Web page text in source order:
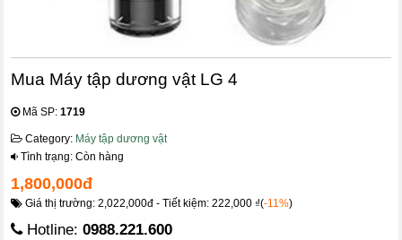
Mua Máy tập dương vật LG 4
Mã SP:1719
Category: Máy tập dương vật
Tình trạng: Còn hàng
1,800,000đ
Giá thị trường: 2,022,000đ - Tiết kiệm: 222,000 ₫(-11%)
Hotline:0988.221.600